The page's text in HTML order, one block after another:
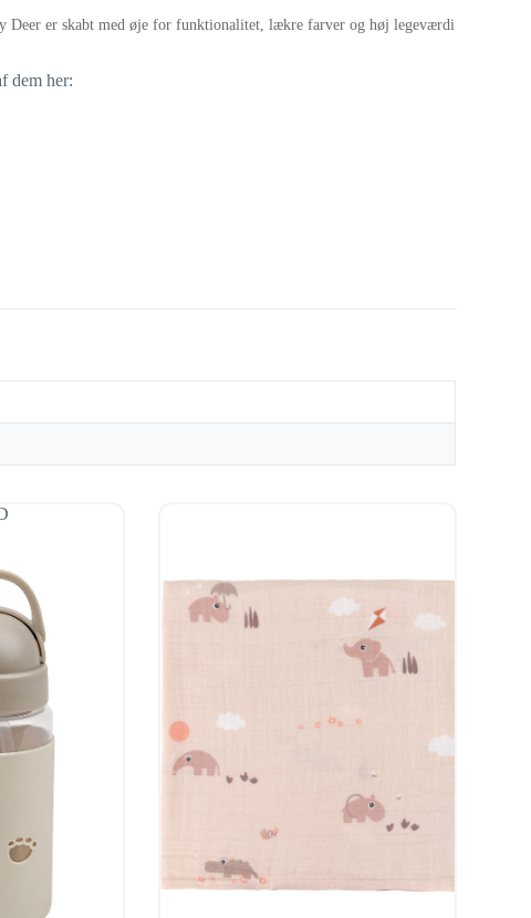
Deer er skabt med øje for funktionalitet, lækre farver og høj legeværdi
dem her: